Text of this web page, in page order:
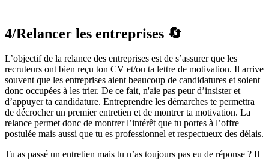
4/Relancer les entreprises 🔄️
L’objectif de la relance des entreprises est de s’assurer que les
recruteurs ont bien reçu ton CV et/ou ta lettre de motivation. Il arrive
souvent que les entreprises aient beaucoup de candidatures et soient
donc occupées à les trier. De ce fait, n'aie pas peur d’insister et
d’appuyer ta candidature. Entreprendre les démarches te permettra
de décrocher un premier entretien et de montrer ta motivation. La
relance permet donc de montrer l’intérêt que tu portes à l’offre
postulée mais aussi que tu es professionnel et respectueux des délais.
Tu as passé un entretien mais tu n’as toujours pas eu de réponse ? Il